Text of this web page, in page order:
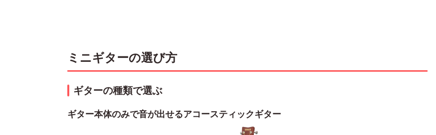
ミニギターの選び方
ギターの種類で選ぶ
ギター本体のみで音が出せるアコースティックギター